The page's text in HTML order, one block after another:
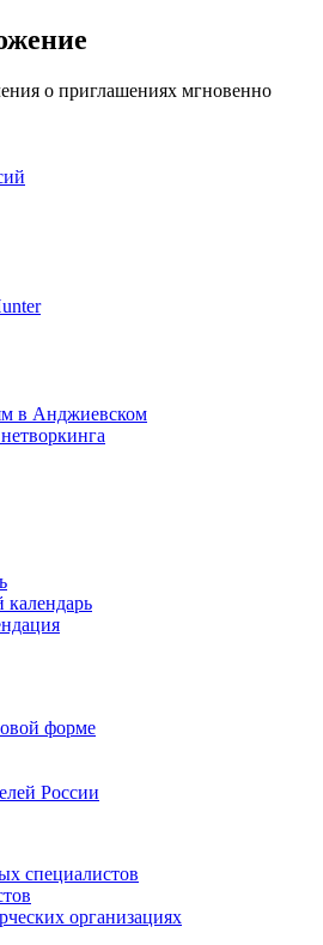
о приглашениях мгновенно
в Анджиевском
форме
России
специалистов
организациях